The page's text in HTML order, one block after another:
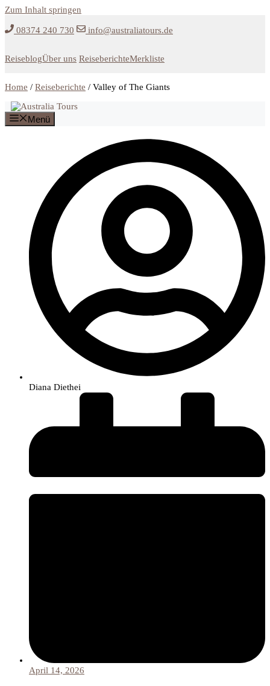
Zum Inhalt springen
08374 240 730 info@australiatours.de
ReiseblogÜber uns ReiseberichteMerkliste
Home / Reiseberichte / Valley of The Giants
Menü
Diana Diethei
April 14, 2026